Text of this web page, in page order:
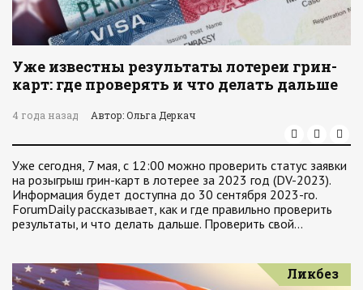
Уже известны результаты лотереи грин-
карт: где проверять и что делать дальше
4 года назад Автор: Ольга Деркач
Уже сегодня, 7 мая, с 12:00 можно проверить статус заявки
на розыгрыш грин-карт в лотерее за 2023 год (DV-2023).
Информация будет доступна до 30 сентября 2023-го.
ForumDaily рассказывает, как и где правильно проверить
результаты, и что делать дальше. Проверить свой…
Ликбез